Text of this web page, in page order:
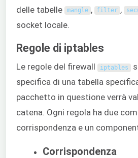
delle tabelle
mangle , filter ,
socket locale.
Regole di iptables
Le regole del firewall iptables
specifica di una tabella
pacchetto in questione verrà
catena. Ogni regola ha due
corrispondenza e un
Corrispondenza